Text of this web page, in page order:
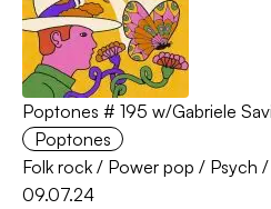
Poptones # 195 w/Gabriele
Poptones
Folk rock / Power pop / Psych /
09.07.24